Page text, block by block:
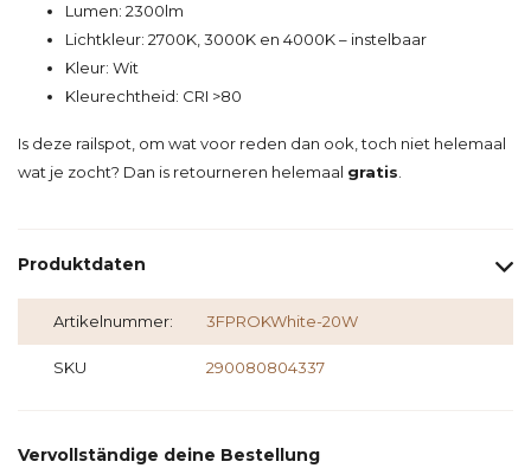
Lumen: 2300lm
Lichtkleur: 2700K, 3000K en 4000K – instelbaar
Kleur: Wit
Kleurechtheid: CRI >80
Is deze railspot, om wat voor reden dan ook, toch niet helemaal
wat je zocht? Dan is retourneren helemaal gratis
Produktdaten
Artikelnummer: 3FPROKWhite-20W
SKU 290080804337
Vervollständige deine Bestellung